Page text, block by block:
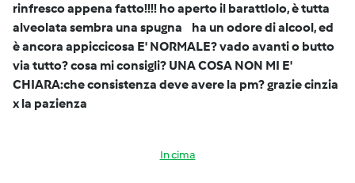
rinfresco appena fatto!!!! ho aperto il barattlolo, è tutta
alveolata sembra una spugna ha un odore di alcool, ed
è ancora appiccicosa E' NORMALE? vado avanti o butto
via tutto? cosa mi consigli? UNA COSA NON MI E'
CHIARA:che consistenza deve avere la pm? grazie cinzia
x la pazienza
In cima